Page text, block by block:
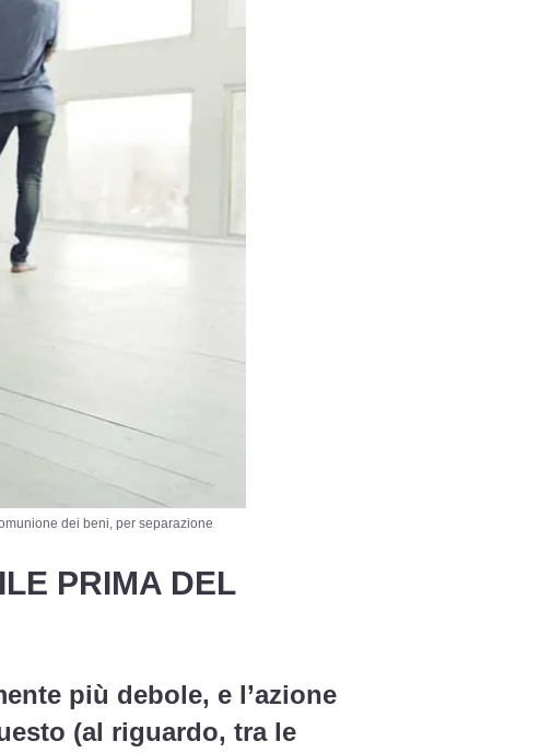
dei beni, per separazione
PRIMA DEL
più debole, e l’azione
(al riguardo, tra le